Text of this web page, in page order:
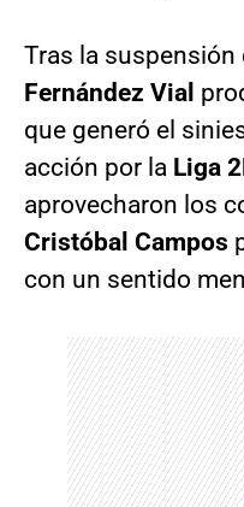
Tras la
Fernández Vial
que generó el
acción por la Liga
aprovecharon los
Cristóbal Campos
con un sentido